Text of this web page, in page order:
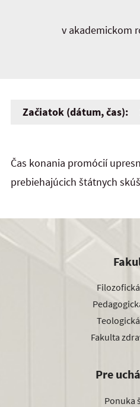
v akademickom
Začiatok (dátum, čas):
Čas konania promócií
prebiehajúcich štátnych
Fakulta
Pre
Ponuka